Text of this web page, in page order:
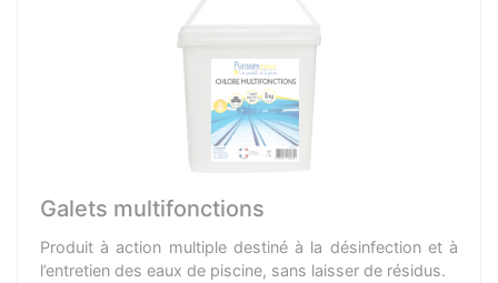
Galets multifonctions
Produit à action multiple destiné à la désinfection et à
l’entretien des eaux de piscine, sans laisser de résidus.